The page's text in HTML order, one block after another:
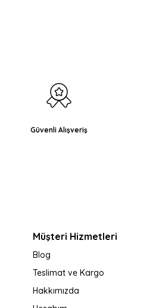
Güvenli Alışveriş
Müşteri Hizmetleri
Blog
Teslimat ve Kargo
Hakkımızda